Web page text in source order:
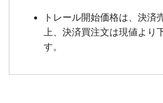
トレール開始価格は、決済
上、決済買注文は現値より
す。